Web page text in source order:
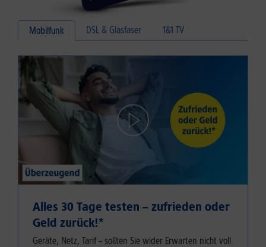
Mobilfunk DSL & Glasfaser 1&1 TV
Alles 30 Tage testen – zufrieden oder
Geld zurück!⁠*
Geräte, Netz, Tarif – sollten Sie wider Erwarten nicht voll